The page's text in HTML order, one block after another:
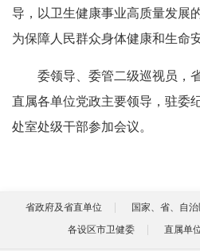
导，以卫生健康事业高质量发展
为保障人民群众身体健康和生命
委领导、委管二级巡视员，省
直属各单位党政主要领导，驻委
处室处级干部参加会议。
省政府及省直单位
国家、省、自
各设区市卫健委
直属单